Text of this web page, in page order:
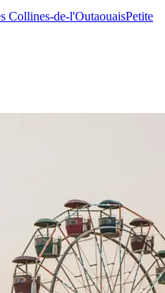
Collines-de-l'OutaouaisPetite